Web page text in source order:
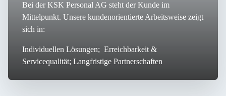
Bei der KSK Personal AG steht der Kunde im
Mittelpunkt. Unsere kundenorientierte Arbeitsweise zeigt
sich in:
Individuellen Lösungen; Erreichbarkeit &
Servicequalität; Langfristige Partnerschaften